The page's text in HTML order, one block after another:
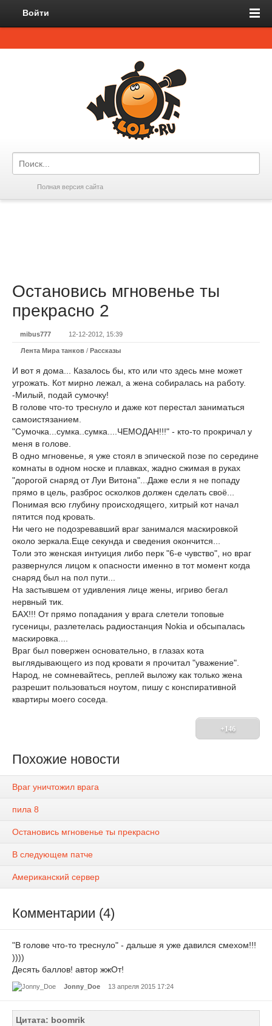
Войти
Полная версия сайта
Остановись мгновенье ты
прекрасно 2
mibus777 12-12-2012, 15:39
Лента Мира танков / Рассказы
И вот я дома... Казалось бы, кто или что здесь мне может
угрожать. Кот мирно лежал, а жена собиралась на работу.
-Милый, подай сумочку!
В голове что-то треснуло и даже кот перестал заниматься
самоистязанием.
"Сумочка...сумка..сумка....ЧЕМОДАН!!!" - кто-то прокричал у
меня в голове.
В одно мгновенье, я уже стоял в эпической позе по середине
комнаты в одном носке и плавках, жадно сжимая в руках
"дорогой снаряд от Луи Витона"...Даже если я не попаду
прямо в цель, разброс осколков должен сделать своё...
Понимая всю глубину происходящего, хитрый кот начал
пятится под кровать.
Ни чего не подозревавший враг занимался маскировкой
около зеркала.Еще секунда и сведения окончится...
Толи это женская интуиция либо перк "6-е чувство", но враг
развернулся лицом к опасности именно в тот момент когда
снаряд был на пол пути...
На застывшем от удивления лице жены, игриво бегал
нервный тик.
БАХ!!! От прямо попадания у врага слетели топовые
гусеницы, разлетелась радиостанция Nokia и обсыпалась
маскировка....
Враг был повержен основательно, в глазах кота
выглядывающего из под кровати я прочитал "уважение".
Народ, не сомневайтесь, реплей выложу как только жена
разрешит пользоваться ноутом, пишу с конспиративной
квартиры моего соседа.
+146
Похожие новости
Враг уничтожил врага
пила 8
Остановись мгновенье ты прекрасно
В следующем патче
Американский сервер
Комментарии (4)
"В голове что-то треснуло" - дальше я уже давился смехом!!!
))))
Десять баллов! автор жжОт!
Jonny_Doe 13 апреля 2015 17:24
Цитата: boomrik